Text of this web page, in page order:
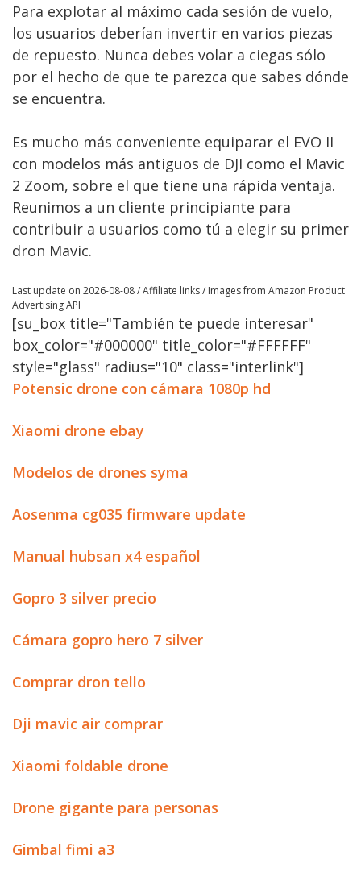
Para explotar al máximo cada sesión de vuelo,
los usuarios deberían invertir en varios piezas
de repuesto. Nunca debes volar a ciegas sólo
por el hecho de que te parezca que sabes dónde
se encuentra.
Es mucho más conveniente equiparar el EVO II
con modelos más antiguos de DJI como el Mavic
2 Zoom, sobre el que tiene una rápida ventaja.
Reunimos a un cliente principiante para
contribuir a usuarios como tú a elegir su primer
dron Mavic.
Last update on 2026-08-08 / Affiliate links / Images from Amazon Product
Advertising API
[su_box title="También te puede interesar"
box_color="#000000" title_color="#FFFFFF"
style="glass" radius="10" class="interlink"]
Potensic drone con cámara 1080p hd
Xiaomi drone ebay
Modelos de drones syma
Aosenma cg035 firmware update
Manual hubsan x4 español
Gopro 3 silver precio
Cámara gopro hero 7 silver
Comprar dron tello
Dji mavic air comprar
Xiaomi foldable drone
Drone gigante para personas
Gimbal fimi a3